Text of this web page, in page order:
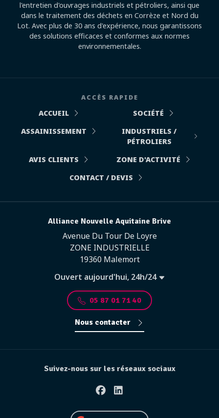
l'entretien d'ouvrages industriels et pétroliers, ainsi que
dans le traitement des déchets en Corrèze et Nord du
Lot. Avec plus de 30 ans d'expérience, nous garantissons
des solutions efficaces et conformes aux normes
environnementales.
ACCÈS RAPIDE
ACCUEIL
SOCIÉTÉ
ASSAINISSEMENT
INDUSTRIELS /
PÉTROLIERS
AVIS CLIENTS
ZONE D'ACTIVITÉ
CONTACT / DEVIS
Alliance Nouvelle Aquitaine Brive
Avenue Du Tour De Loyre
ZONE INDUSTRIELLE
19360 Malemort
Ouvert aujourd'hui, 24h/24
05 87 01 71 40
Nous contacter
Suivez-nous sur les réseaux sociaux
FacebookLinkedin